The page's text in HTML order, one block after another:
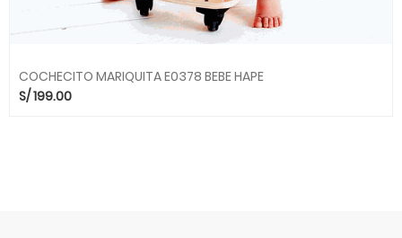
COCHECITO MARIQUITA E0378 BEBE HAPE
S/199.00